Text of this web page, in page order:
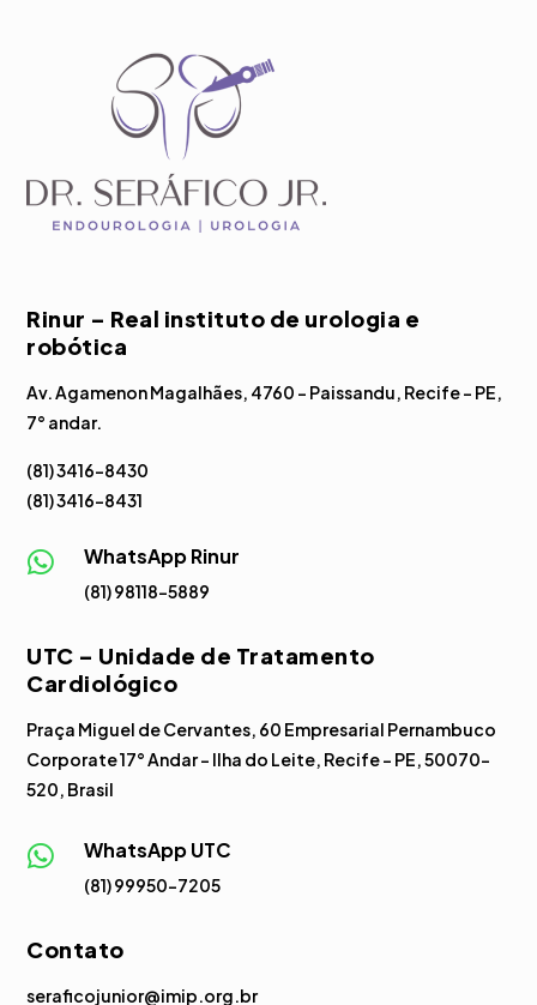
Rinur – Real instituto de urologia e
robótica
Av. Agamenon Magalhães, 4760 – Paissandu, Recife – PE,
7° andar.
(81) 3416-8430
(81) 3416-8431
 WhatsApp Rinur
(81) 98118-5889
UTC – Unidade de Tratamento
Cardiológico
Praça Miguel de Cervantes, 60 Empresarial Pernambuco
Corporate 17° Andar – Ilha do Leite, Recife – PE, 50070-
520, Brasil
 WhatsApp UTC
(81) 99950-7205
Contato
seraficojunior@imip.org.br